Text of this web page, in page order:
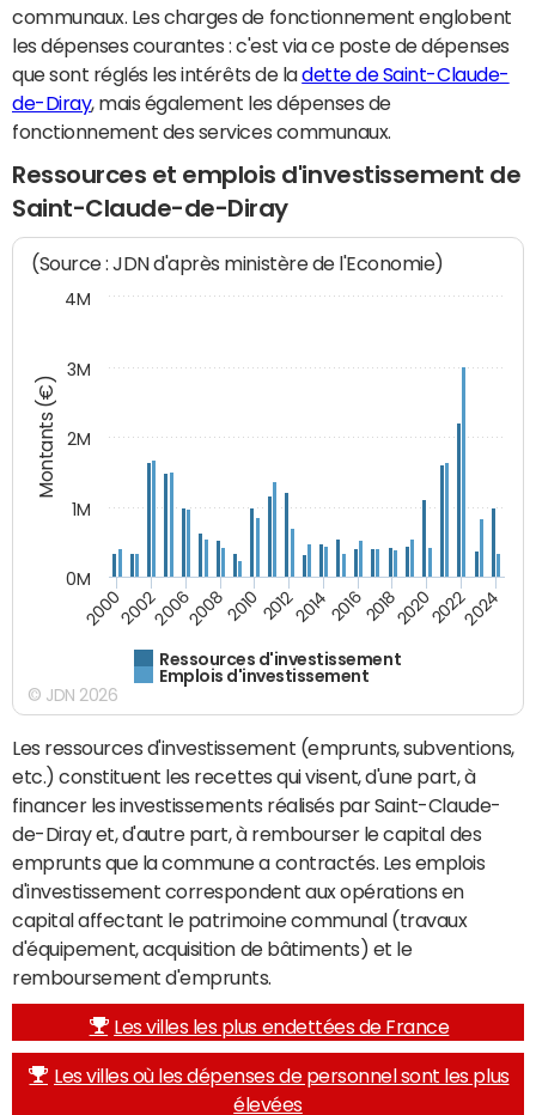
communaux. Les charges de fonctionnement englobent
les dépenses courantes : c'est via ce poste de dépenses
que sont réglés les intérêts de ladette de Saint-Claude-
de-Diray, mais également les dépenses de
fonctionnement des services communaux.
Ressources et emplois d'investissement de
Saint-Claude-de-Diray
Montants (€)
(Source : JDN d'après ministère de l'Economie)
Ressources d'investissement
Emplois d'investissement
20002002200620082010 2012201420162018202020222024
0M
1M
2M
3M
4M
© JDN 2026
Les ressources d'investissement (emprunts, subventions,
etc.) constituent les recettes qui visent, d'une part, à
financer les investissements réalisés par Saint-Claude-
de-Diray et, d'autre part, à rembourser le capital des
emprunts que la commune a contractés. Les emplois
d'investissement correspondent aux opérations en
capital affectant le patrimoine communal (travaux
d'équipement, acquisition de bâtiments) et le
remboursement d'emprunts.
Les villes les plus endettées de France
Les villes où les dépenses de personnel sont les plus
élevées